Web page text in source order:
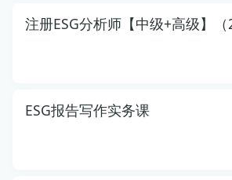
注册ESG分析师【中级+高级】（
ESG报告写作实务课